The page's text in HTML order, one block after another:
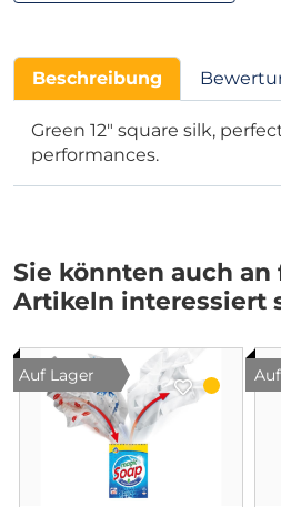
Beschreibung
Green 12" square silk,
performances.
Sie könnten auch
Artikeln interessiert
Auf Lager